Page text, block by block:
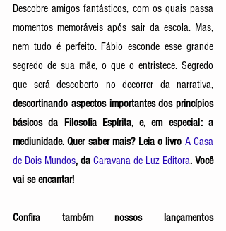
Descobre amigos fantásticos, com os quais passa
momentos memoráveis após sair da escola. Mas,
nem tudo é perfeito. Fábio esconde esse grande
segredo de sua mãe, o que o entristece. Segredo
descortinando aspectos importantes dos princípios
básicos da Filosofia Espírita, e, em especial: a
mediunidade. Quer saber mais? Leia o livro A Casa
de Dois Mundos, da Caravana de Luz Editora. Você
vai se encantar!
Confira também nossos lançamentos